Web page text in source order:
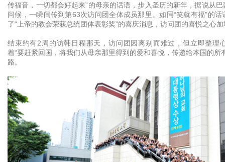
传福音，一切都会好起来”的母亲的话语，步入圣历的新年，据说从
问候，一瞬间传到第63次访问团全体成员那里。如同“笑就有福”的
了“上帝的教会荣获总统团体表彰奖”的喜庆消息，访问团的喜悦之心
结束约有2周的访韩日程那天，访问团因离别而难过，但立即整理
着“要赶紧回国，将我们从母亲那里得到的爱和喜悦，传递给本国的所
路。